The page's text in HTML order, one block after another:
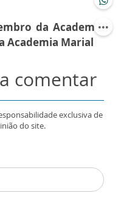
da Academia
Academia Marial
comentar
exclusiva de
do site.